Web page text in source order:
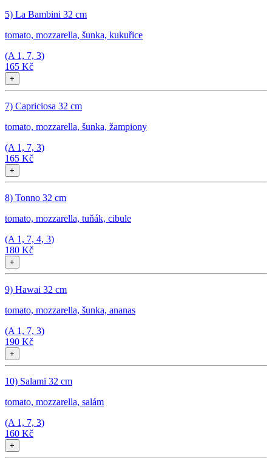
5) La Bambini 32 cm
tomato, mozzarella, šunka, kukuřice
(A 1, 7, 3)
165 Kč
+
7) Capriciosa 32 cm
tomato, mozzarella, šunka, žampiony
(A 1, 7, 3)
165 Kč
+
8) Tonno 32 cm
tomato, mozzarella, tuňák, cibule
(A 1, 7, 4, 3)
180 Kč
+
9) Hawai 32 cm
tomato, mozzarella, šunka, ananas
(A 1, 7, 3)
190 Kč
+
10) Salami 32 cm
tomato, mozzarella, salám
(A 1, 7, 3)
160 Kč
+